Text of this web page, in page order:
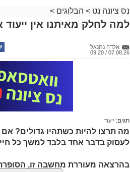
נס ציונה נט > הבלוגים >
למה לחלק מאיתנו אין ייעוד
אלדה נתנאל
07.08.26 / 09:20
תגים: ייעוד
מה תרצו להיות כשתהיו גדולים?
לעסוק בדבר אחד בלבד למשך כל
בהרצאה מעוררת מחשבה זו,